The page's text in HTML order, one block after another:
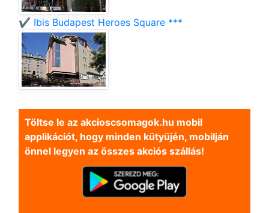
✔️ Ibis Budapest Heroes Square ***
Töltse le az akcioscsomagok.hu mobil
applikációt, hogy minden kütyüjén, mobilján
önnel legyen az összes akciós szállás!